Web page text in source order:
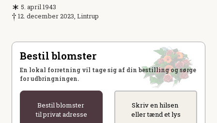
5. april 1943
12. december 2023, Lintrup
Bestil blomster
En lokal forretning vil tage sig af din bestilling og sørge
for udbringningen.
Bestil blomster
til privat adresse
Skriv en hilsen
eller tænd et lys